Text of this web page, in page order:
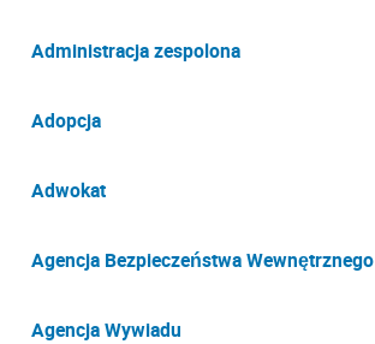
Administracja zespolona
Adopcja
Adwokat
Agencja Bezpieczeństwa Wewnętrznego
Agencja Wywiadu